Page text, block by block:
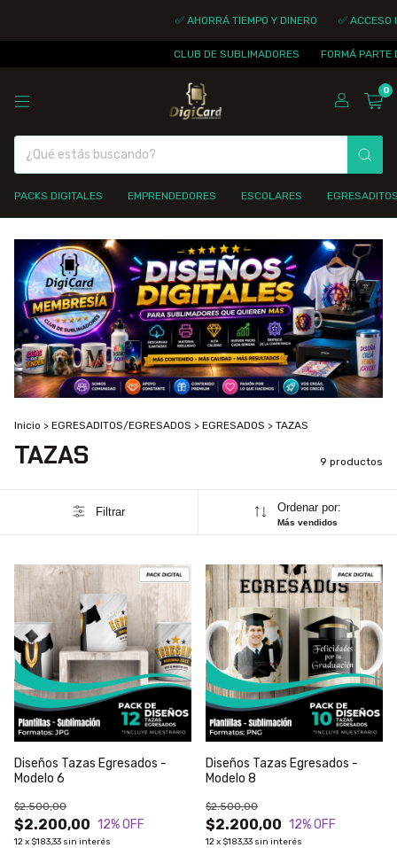
✅ AHORRÁ TIEMPO Y DINERO ✅ ACCESO
CLUB DE SUBLIMADORES FORMÁ PARTE DE LA
0
PACKS DIGITALES EMPRENDEDORES ESCOLARES
Inicio > EGRESADITOS/EGRESADOS > EGRESADOS > TAZAS
TAZAS 9 productos
Filtrar Ordenar por:
Más vendidos
Diseños Tazas Egresados -
Modelo 6
$2.200,00
$2.500,00
12% OFF
12x $183,33 sin interés
Diseños Tazas Egresados -
Modelo 8
$2.200,00
$2.500,00
12% OFF
12x $183,33 sin interés